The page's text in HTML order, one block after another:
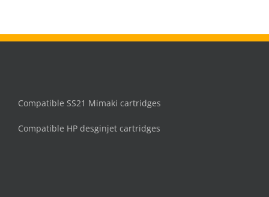
Compatible SS21 Mimaki cartridges
Compatible HP desginjet cartridges